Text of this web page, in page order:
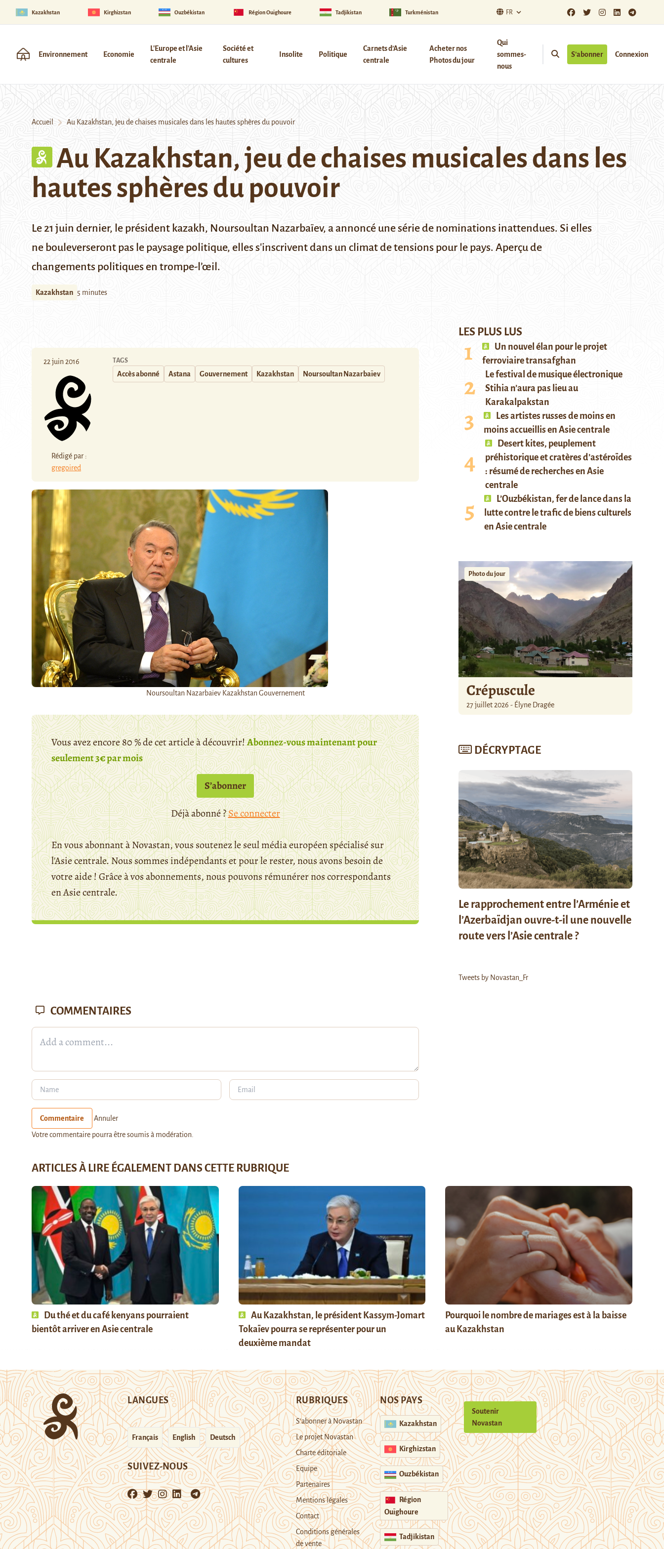
Kazakhstan Kirghizstan Ouzbékistan Région Ouïghoure Tadjikistan Turkménistan FR
Environnement Economie
L'Europe et l'Asie
centrale
Société et
cultures
Insolite Politique
Carnets d’Asie
centrale
Acheter nos
Photos du jour
Qui
sommes-
nous
S’abonner Connexion
Accueil Au Kazakhstan, jeu de chaises musicales dans les hautes sphères du pouvoir
Au Kazakhstan, jeu de chaises musicales dans les
hautes sphères du pouvoir
Le 21 juin dernier, le président kazakh, Noursoultan Nazarbaïev, a annoncé une série de nominations inattendues. Si elles
ne bouleverseront pas le paysage politique, elles s'inscrivent dans un climat de tensions pour le pays. Aperçu de
changements politiques en trompe-l’œil.
Kazakhstan 5 minutes
22 juin 2016
Rédigé par :
gregoired
TAGS
Accès abonné Astana Gouvernement Kazakhstan Noursoultan Nazarbaïev
Noursoultan Nazarbaïev Kazakhstan Gouvernement
Vous avez encore 80 % de cet article à découvrir!Abonnez-vous maintenant pour
seulement 3€ par mois
S’abonner
Déjà abonné ?Se connecter
En vous abonnant à Novastan, vous soutenez le seul média européen spécialisé sur
l'Asie centrale. Nous sommes indépendants et pour le rester, nous avons besoin de
votre aide ! Grâce à vos abonnements, nous pouvons rémunérer nos correspondants
en Asie centrale.
LES PLUS LUS
Un nouvel élan pour le projet
ferroviaire transafghan
Le festival de musique électronique
Stihia n’aura pas lieu au
Karakalpakstan
Les artistes russes de moins en
moins accueillis en Asie centrale
Desert kites, peuplement
préhistorique et cratères d’astéroïdes
: résumé de recherches en Asie
centrale
L’Ouzbékistan, fer de lance dans la
lutte contre le trafic de biens culturels
en Asie centrale
Photo du jour
Crépuscule
27 juillet 2026 - Élyne Dragée
DÉCRYPTAGE
Le rapprochement entre l’Arménie et
l’Azerbaïdjan ouvre-t-il une nouvelle
route vers l’Asie centrale ?
Tweets by Novastan_Fr
COMMENTAIRES
Commentaire Annuler
Votre commentaire pourra être soumis à modération.
ARTICLES À LIRE ÉGALEMENT DANS CETTE RUBRIQUE
Du thé et du café kenyans pourraient
bientôt arriver en Asie centrale
Au Kazakhstan, le président Kassym-Jomart
Tokaïev pourra se représenter pour un
deuxième mandat
Pourquoi le nombre de mariages est à la baisse
au Kazakhstan
LANGUES
Français English Deutsch
SUIVEZ-NOUS
RUBRIQUES
S’abonner à Novastan
Le projet Novastan
Charte éditoriale
Equipe
Partenaires
Mentions légales
Contact
Conditions générales
de vente
NOS PAYS
Kazakhstan
Kirghizstan
Ouzbékistan
Région
Ouïghoure
Tadjikistan
Soutenir
Novastan